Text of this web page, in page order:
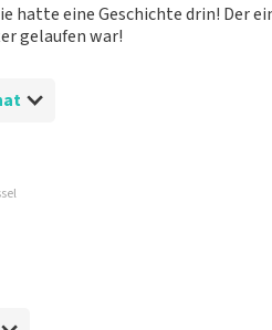
hatte eine Geschichte drin! Der
gelaufen war!